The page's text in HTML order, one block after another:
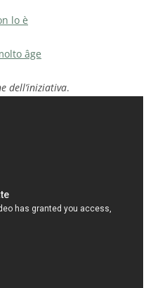
lo è
âge
dell’iniziativa.